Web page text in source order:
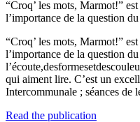
“Croq’ les mots, Marmot!”
l’importance de la question
“Croq’ les mots, Marmot!”
l’importance de la question
qui aiment lire. C’est un
Intercommunale ; séances de
Read the publication